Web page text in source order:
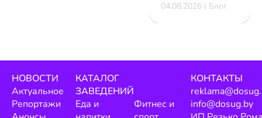
04.08.2026 | Блог
НОВОСТИ
Актуальное
Репортажи
КАТАЛОГ
ЗАВЕДЕНИЙ
Еда и
Фитнес и
КОНТАКТЫ
info@dosug.by